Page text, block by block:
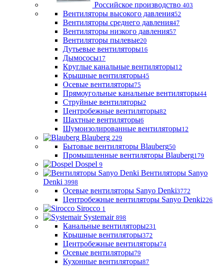
Российское производство 403
Вентиляторы высокого давления52
Вентиляторы среднего давления47
Вентиляторы низкого давления57
Вентиляторы пылевые20
Дутьевые вентиляторы16
Дымососы17
Круглые канальные вентиляторы12
Крышные вентиляторы45
Осевые вентиляторы75
Прямоугольные канальные вентиляторы44
Струйные вентиляторы2
Центробежные вентиляторы82
Шахтные вентиляторы6
Шумоизолированные вентиляторы12
Blauberg 229
Бытовые вентиляторы Blauberg50
Промышленные вентиляторы Blauberg179
Dospel 9
Вентиляторы Sanyo
Denki 3998
Осевые вентиляторы Sanyo Denki3772
Центробежные вентиляторы Sanyo Denki226
Sirocco 1
Systemair 898
Канальные вентиляторы231
Крышные вентиляторы372
Центробежные вентиляторы74
Осевые вентиляторы79
Кухонные вентиляторы87